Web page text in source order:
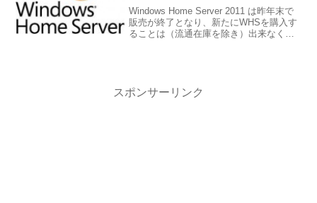
Windows Home Server 2011 は昨年末で
販売が終了となり、新たにWHSを購入す
ることは（流通在庫を除き）出来なくな
スポンサーリンク